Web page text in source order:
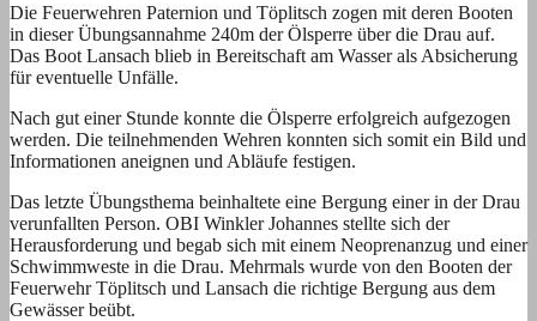
Die Feuerwehren Paternion und Töplitsch zogen mit deren Booten
in dieser Übungsannahme 240m der Ölsperre über die Drau auf.
Das Boot Lansach blieb in Bereitschaft am Wasser als Absicherung
für eventuelle Unfälle.
Nach gut einer Stunde konnte die Ölsperre erfolgreich aufgezogen
werden. Die teilnehmenden Wehren konnten sich somit ein Bild und
Informationen aneignen und Abläufe festigen.
Das letzte Übungsthema beinhaltete eine Bergung einer in der Drau
verunfallten Person. OBI Winkler Johannes stellte sich der
Herausforderung und begab sich mit einem Neoprenanzug und einer
Schwimmweste in die Drau. Mehrmals wurde von den Booten der
Feuerwehr Töplitsch und Lansach die richtige Bergung aus dem
Gewässer beübt.